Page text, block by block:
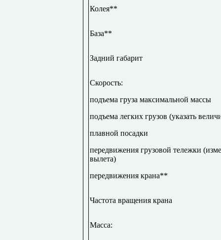
Колея**
База**
Задний габарит
Скорость:
подъема груза максимальной массы
подъема легких грузов (указать
плавной посадки
передвижения грузовой тележки
вылета)
передвижения крана**
Частота вращения крана
Масса: